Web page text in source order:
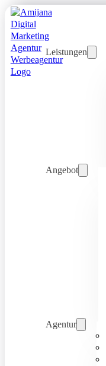
Leistungen
Angebot
Agentur